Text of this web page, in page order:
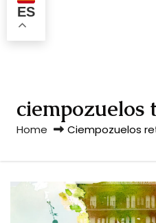
ES
ciempozuelos
Home Ciempozuelos